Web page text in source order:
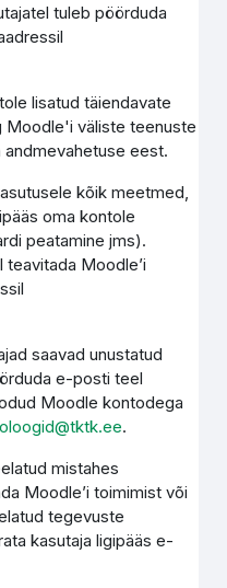
tuleb pöörduda
lisatud täiendavate
Moodle'i väliste teenuste
andmevahetuse eest.
kõik meetmed,
oma kontole
peatamine jms).
teavitada Moodle’i
saavad unustatud
e-posti teel
Moodle kontodega
.
mistahes
Moodle’i toimimist või
tegevuste
kasutaja ligipääs e-